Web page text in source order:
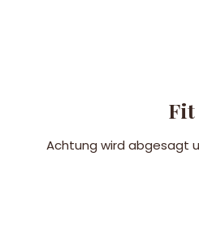
Fit
Achtung wird abgesagt